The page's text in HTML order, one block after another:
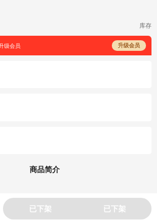
库存
级会员 升级会员
商品简介
已下架 已下架